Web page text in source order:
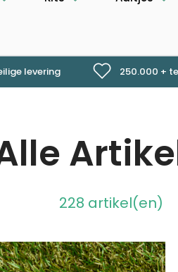
levering 250.000 +
228 artikel(en)